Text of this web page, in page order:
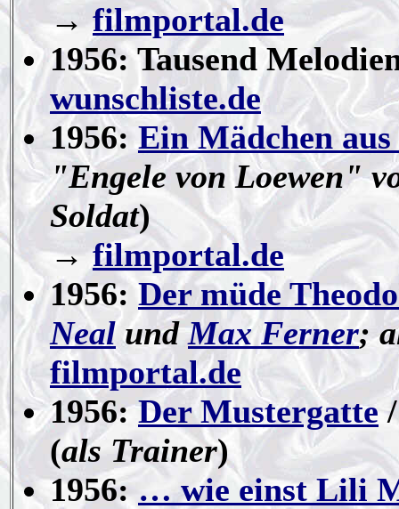
→ filmportal.de
1956: Tausend
wunschliste.de
1956: Ein Mädchen
"Engele von Loewen"
Soldat)
→filmportal.de
1956: Der müde
NealundMax Ferner;
filmportal.de
1956:Der Mustergatte
(als Trainer)
1956: … wie einst Lili